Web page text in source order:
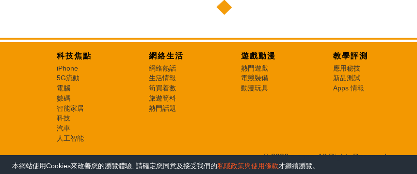
科技焦點
iPhone
5G流動
電腦
數碼
智能家居
科技
汽車
人工智能
網絡生活
網絡熱話
生活情報
筍買着數
旅遊筍料
熱門話題
遊戲動漫
熱門遊戲
電競裝備
動漫玩具
教學評測
應用秘技
新品測試
Apps 情報
© 2026 e-zone. All Rights Reserved.
本網站使用Cookies來改善您的瀏覽體驗, 請確定您同意及接受我們的私隱政策與使用條款才繼續瀏覽。